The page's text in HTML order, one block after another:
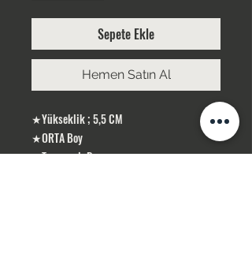
Sepete Ekle
Hemen Satın Al
★Yükseklik ; 5,5 CM
★ORTA Boy
★Taş rengi; Beyaz